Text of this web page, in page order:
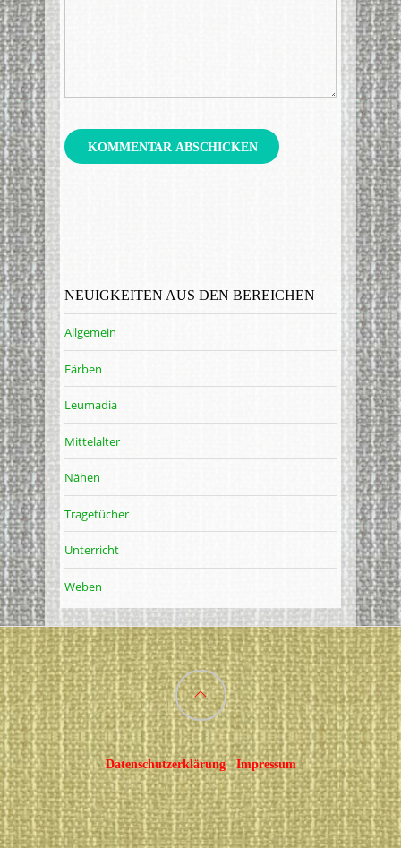
NEUIGKEITEN AUS DEN BEREICHEN
Allgemein
Färben
Leumadia
Mittelalter
Nähen
Tragetücher
Unterricht
Weben
Back
to
top
Datenschutzerklärung Impressum